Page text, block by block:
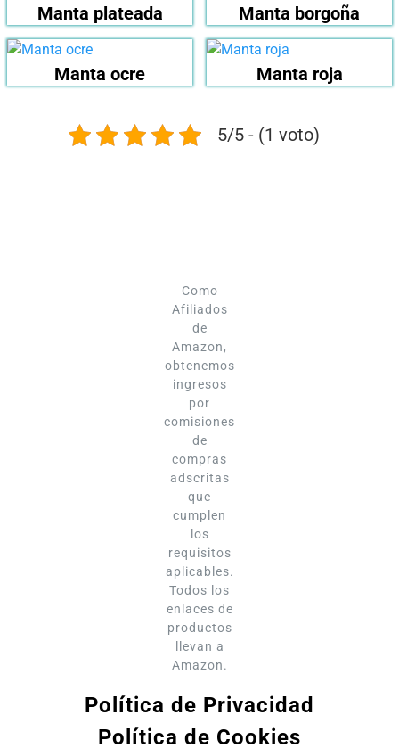
Manta plateada Manta borgoña
Manta ocre Manta roja
5/5 - (1 voto)
Como
Afiliados
de
Amazon,
obtenemos
ingresos
por
comisiones
de
compras
adscritas
que
cumplen
los
requisitos
aplicables.
Todos los
enlaces de
productos
llevan a
Amazon.
Política de Privacidad
Política de Cookies